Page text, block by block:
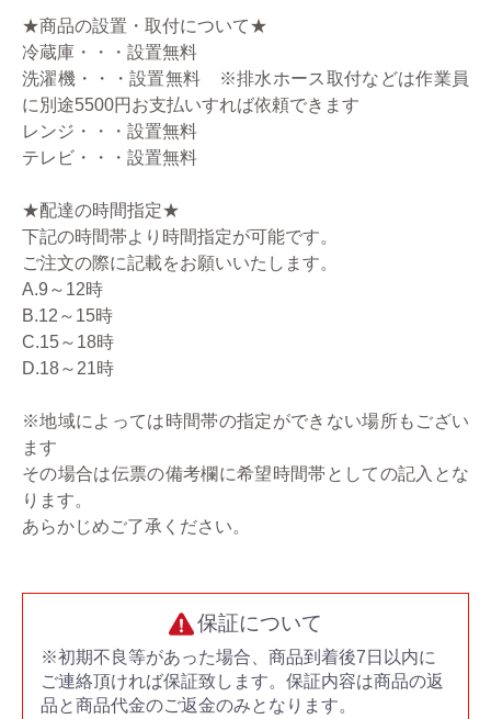
★商品の設置・取付について★
冷蔵庫・・・設置無料
洗濯機・・・設置無料 ※排水ホース取付などは作業員
に別途5500円お支払いすれば依頼できます
レンジ・・・設置無料
テレビ・・・設置無料
★配達の時間指定★
下記の時間帯より時間指定が可能です。
ご注文の際に記載をお願いいたします。
A.9～12時
B.12～15時
C.15～18時
D.18～21時
※地域によっては時間帯の指定ができない場所もござい
ます
その場合は伝票の備考欄に希望時間帯としての記入とな
ります。
あらかじめご了承ください。
保証について
※初期不良等があった場合、商品到着後7日以内に
ご連絡頂ければ保証致します。保証内容は商品の返
品と商品代金のご返金のみとなります。